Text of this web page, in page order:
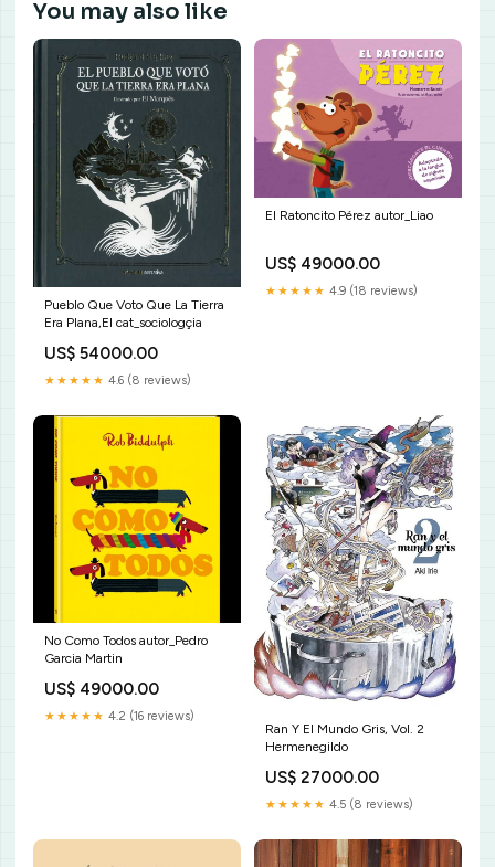
You may also like
Pueblo Que Voto Que La Tierra
Era Plana,El cat_sociologçia
US$ 54000.00
★★★★★ 4.6 (8 reviews)
El Ratoncito Pérez autor_Liao
US$ 49000.00
★★★★★ 4.9 (18 reviews)
No Como Todos autor_Pedro
Garcia Martin
US$ 49000.00
★★★★★ 4.2 (16 reviews)
Ran Y El Mundo Gris, Vol. 2
Hermenegildo
US$ 27000.00
★★★★★ 4.5 (8 reviews)